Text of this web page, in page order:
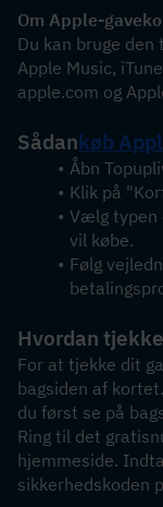
Om Apple-
Du kan bruge den
Apple Music,
apple.com og
Sådankøb
Åbn
Klik på
Vælg typen
vil købe.
Følg
Hvordan
For at tjekke dit
bagsiden af
du først se på
Ring til det
hjemmeside.
sikkerhedskoden